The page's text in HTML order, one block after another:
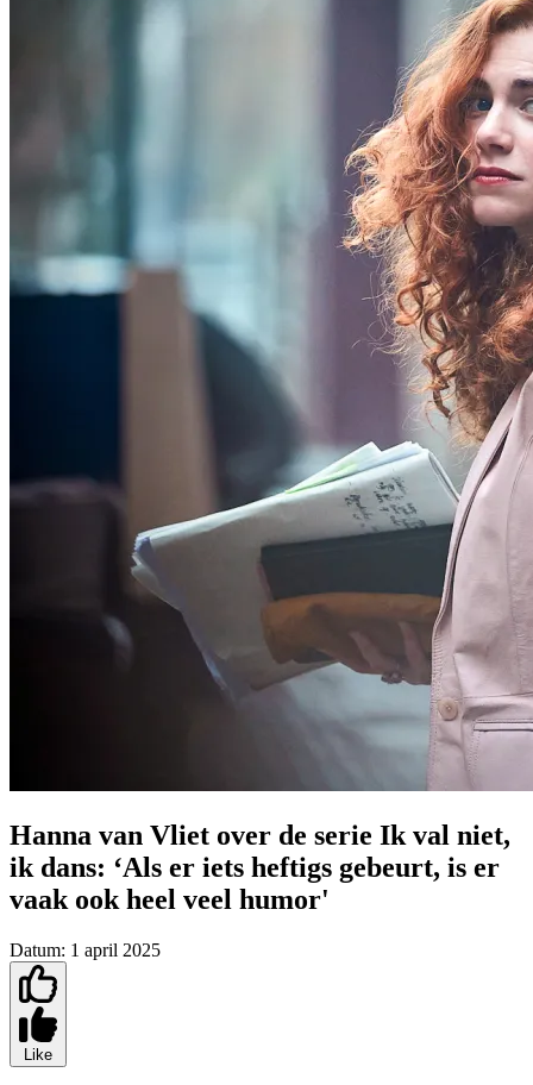
Hanna van Vliet over de serie Ik val niet,
ik dans: ‘Als er iets heftigs gebeurt, is er
vaak ook heel veel humor'
Datum: 1 april 2025
Like